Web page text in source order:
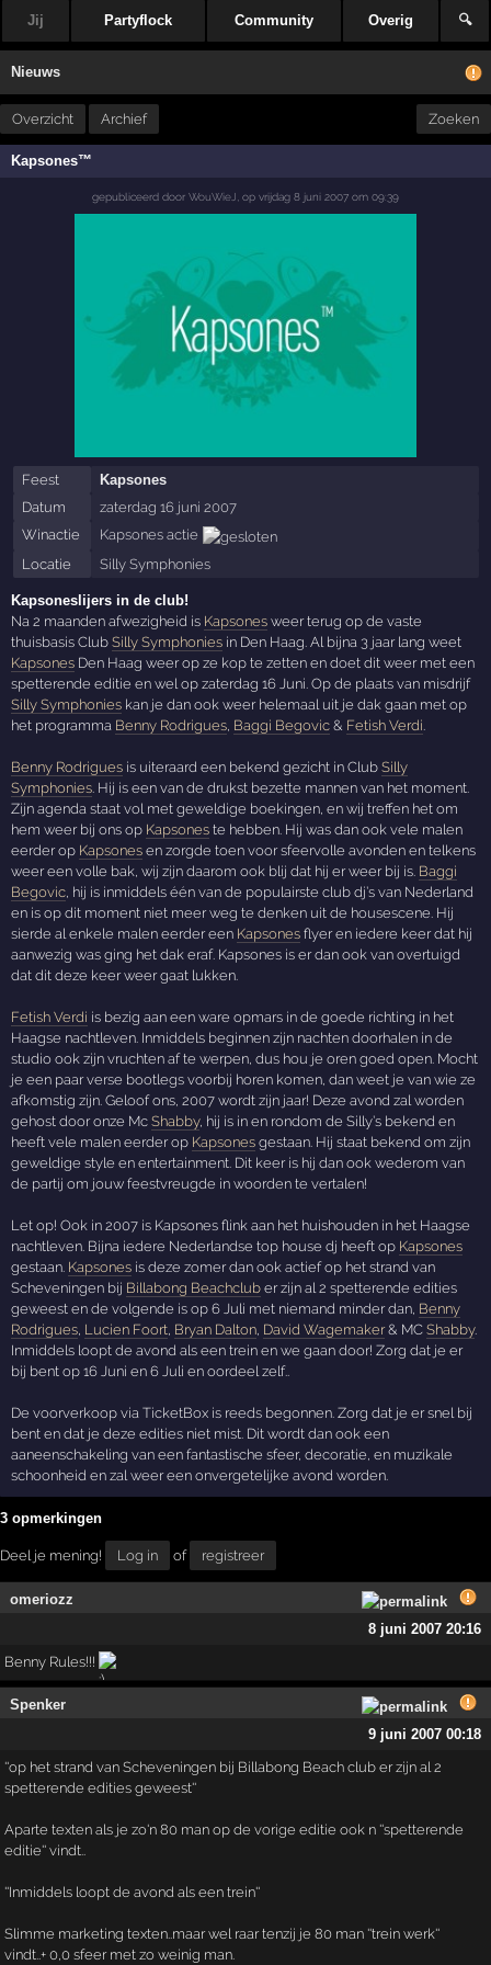
Jij Partyflock Community Overig 🔍
Nieuws
Overzicht Archief Zoeken
Kapsones™
gepubliceerd door WouWieJ op vrijdag 8 juni 2007 om 09:39
Feest
Kapsones
Datum
zaterdag 16 juni 2007
Winactie
Kapsones actie
Locatie
Silly Symphonies
Kapsoneslijers in de club!
Na 2 maanden afwezigheid is Kapsones weer terug op de vaste
thuisbasis ClubSilly Symphonies in Den Haag. Al bijna 3 jaar lang weet
Kapsones Den Haag weer op ze kop te zetten en doet dit weer met een
spetterende editie en wel op zaterdag 16 Juni. Op de plaats van misdrijf
Silly Symphonies kan je dan ook weer helemaal uit je dak gaan met op
het programma Benny Rodrigues Baggi Begovic & Fetish Verdi
Benny Rodrigues is uiteraard een bekend gezicht in ClubSilly
Symphonies . Hij is een van de drukst bezette mannen van het moment.
Zijn agenda staat vol met geweldige boekingen, en wij treffen het om
hem weer bij ons op Kapsones te hebben. Hij was dan ook vele malen
eerder op Kapsones en zorgde toen voor sfeervolle avonden en telkens
weer een volle bak, wij zijn daarom ook blij dat hij er weer bij is. Baggi
Begovic , hij is inmiddels één van de populairste club dj’s van Nederland
en is op dit moment niet meer weg te denken uit de housescene. Hij
sierde al enkele malen eerder een Kapsones flyer en iedere keer dat hij
aanwezig was ging het dak eraf. Kapsones is er dan ook van overtuigd
dat dit deze keer weer gaat lukken.
Fetish Verdi is bezig aan een ware opmars in de goede richting in het
Haagse nachtleven. Inmiddels beginnen zijn nachten doorhalen in de
studio ook zijn vruchten af te werpen, dus hou je oren goed open. Mocht
je een paar verse bootlegs voorbij horen komen, dan weet je van wie ze
afkomstig zijn. Geloof ons, 2007 wordt zijn jaar! Deze avond zal worden
gehost door onze McShabby, hij is in en rondom de Silly’s bekend en
heeft vele malen eerder op Kapsones gestaan. Hij staat bekend om zijn
geweldige style en entertainment. Dit keer is hij dan ook wederom van
de partij om jouw feestvreugde in woorden te vertalen!
Let op! Ook in 2007 is Kapsones flink aan het huishouden in het Haagse
nachtleven. Bijna iedere Nederlandse top house dj heeft op Kapsones
gestaan. Kapsones is deze zomer dan ook actief op het strand van
Scheveningen bij Billabong Beachclub er zijn al 2 spetterende edities
geweest en de volgende is op 6 Juli met niemand minder dan, Benny
Rodrigues Lucien Foort Bryan Dalton David Wagemaker& MCShabby.
Inmiddels loopt de avond als een trein en we gaan door! Zorg dat je er
bij bent op 16 Juni en 6 Juli en oordeel zelf..
De voorverkoop via TicketBox is reeds begonnen. Zorg dat je er snel bij
bent en dat je deze edities niet mist. Dit wordt dan ook een
aaneenschakeling van een fantastische sfeer, decoratie, en muzikale
schoonheid en zal weer een onvergetelijke avond worden.
3 opmerkingen
Deel je mening! Log in of registreer
omeriozz
8 juni 2007 20:16
Benny Rules!!!
Spenker
9 juni 2007 00:18
''op het strand van Scheveningen bij Billabong Beach club er zijn al 2
spetterende edities geweest''
Aparte texten als je zo'n 80 man op de vorige editie ook n ''spetterende
editie'' vindt..
''Inmiddels loopt de avond als een trein''
Slimme marketing texten..maar wel raar tenzij je 80 man ''trein werk''
vindt..+ 0,0 sfeer met zo weinig man.